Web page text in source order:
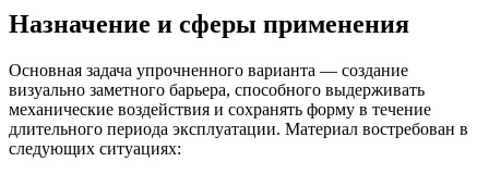
Назначение и сферы применения
Основная задача упрочненного варианта — создание
визуально заметного барьера, способного выдерживать
механические воздействия и сохранять форму в течение
длительного периода эксплуатации. Материал востребован в
следующих ситуациях: